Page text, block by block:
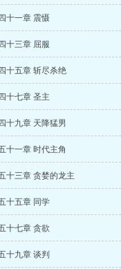
十一章 震慑
十三章 屈服
十五章 斩尽杀绝
十七章 圣主
十九章 天降猛男
十一章 时代主角
十三章 贪婪的龙主
十五章 同学
十七章 贪欲
十九章 谈判